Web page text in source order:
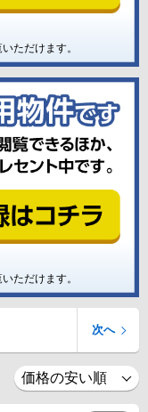
ただけます。
ただけます。
次へ